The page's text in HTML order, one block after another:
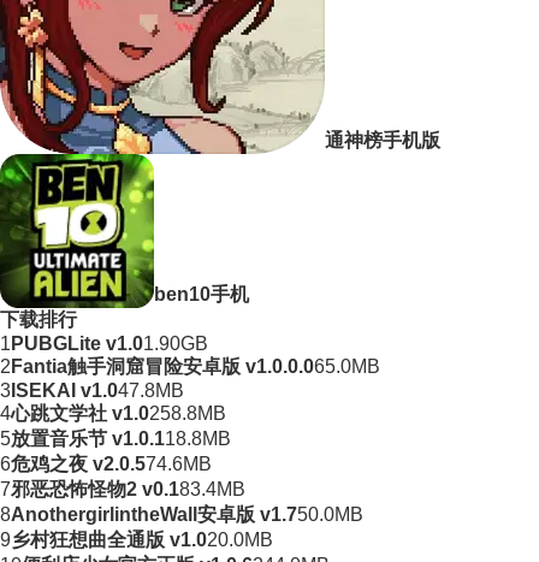
通神榜手机版
ben10手机
下载排行
1 PUBGLite v1.01.90GB
2 Fantia触手洞窟冒险安卓版 v1.0.0.065.0MB
3 ISEKAI v1.047.8MB
4心跳文学社 v1.0258.8MB
5放置音乐节 v1.0.118.8MB
6危鸡之夜 v2.0.574.6MB
7邪恶恐怖怪物2 v0.183.4MB
8AnothergirlintheWall安卓版 v1.750.0MB
9乡村狂想曲全通版 v1.020.0MB